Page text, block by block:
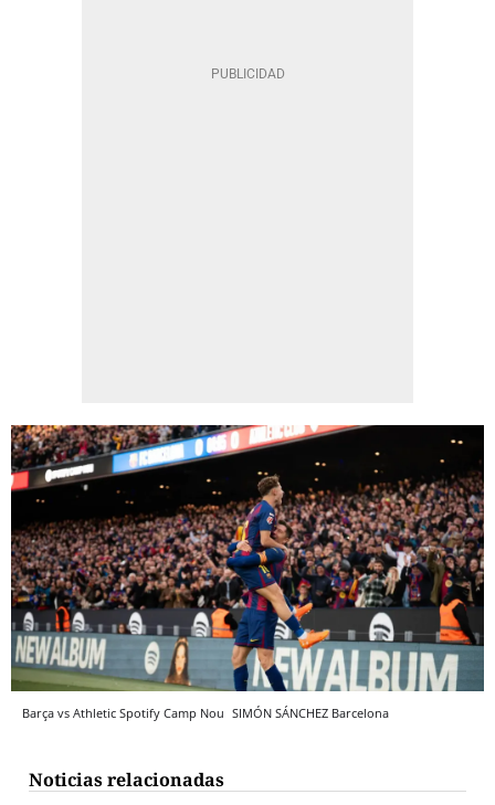
Barça vs Athletic Spotify Camp Nou SIMÓN SÁNCHEZ Barcelona
Noticias relacionadas